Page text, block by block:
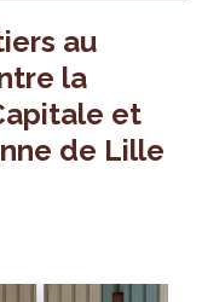
au
la
et
de Lille